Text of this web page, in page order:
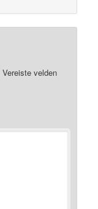
Vereiste velden